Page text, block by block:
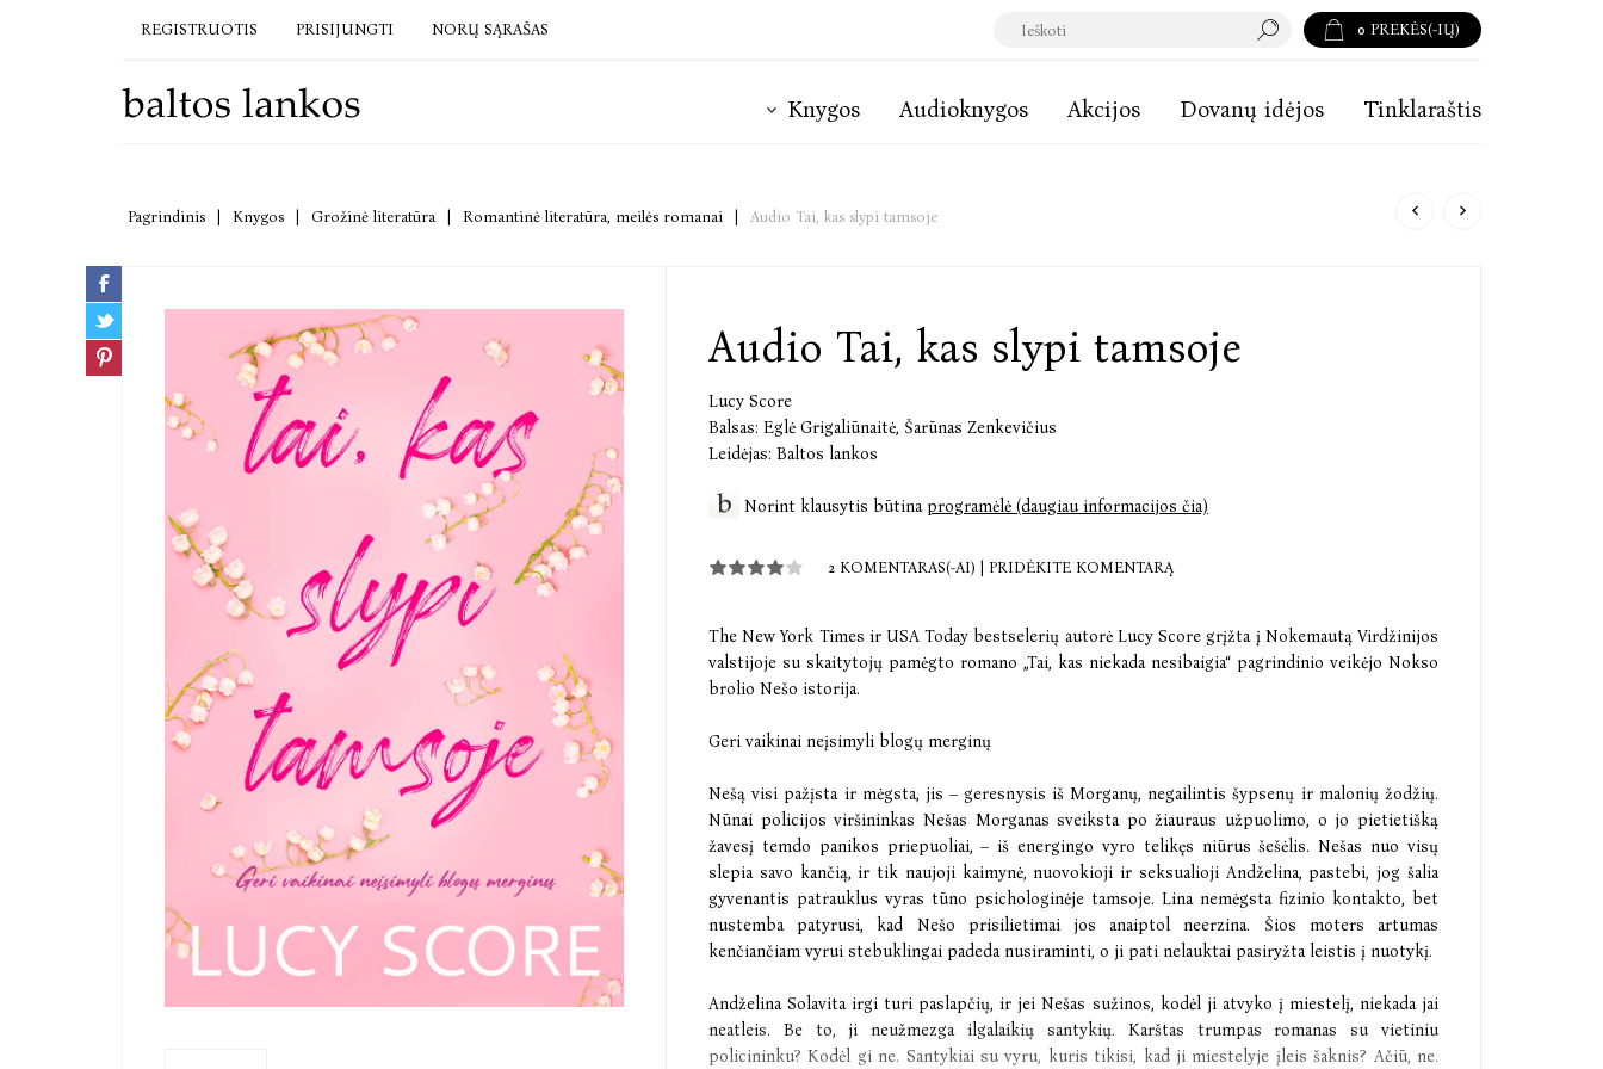
REGISTRUOTIS PRISIJUNGTI NORŲ SĄRAŠAS 0 PREKĖS(-IŲ)
Knygos Audioknygos Akcijos Dovanų idėjos Tinklaraštis
Pagrindinis Knygos Grožinė literatūra Romantinė literatūra, meilės romanai Audio Tai, kas slypi tamsoje
Audio Tai, kas slypi tamsoje
Lucy Score
Balsas: Eglė Grigaliūnaitė, Šarūnas Zenkevičius
Leidėjas: Baltos lankos
Norint klausytis būtinaprogramėlė (daugiau informacijos čia)
2 KOMENTARAS(-AI) PRIDĖKITE KOMENTARĄ
The New York Times ir USA Today bestselerių autorė Lucy Score grįžta į Nokemautą Virdžinijos
valstijoje su skaitytojų pamėgto romano „Tai, kas niekada nesibaigia“ pagrindinio veikėjo Nokso
brolio Nešo istorija.
Geri vaikinai neįsimyli blogų merginų
Nešą visi pažįsta ir mėgsta, jis – geresnysis iš Morganų, negailintis šypsenų ir malonių žodžių.
Nūnai policijos viršininkas Nešas Morganas sveiksta po žiauraus užpuolimo, o jo pietietišką
žavesį temdo panikos priepuoliai, – iš energingo vyro telikęs niūrus šešėlis. Nešas nuo visų
slepia savo kančią, ir tik naujoji kaimynė, nuovokioji ir seksualioji Andželina, pastebi, jog šalia
gyvenantis patrauklus vyras tūno psichologinėje tamsoje. Lina nemėgsta fizinio kontakto, bet
nustemba patyrusi, kad Nešo prisilietimai jos anaiptol neerzina. Šios moters artumas
kenčiančiam vyrui stebuklingai padeda nusiraminti, o ji pati nelauktai pasiryžta leistis į nuotykį.
Andželina Solavita irgi turi paslapčių, ir jei Nešas sužinos, kodėl ji atvyko į miestelį, niekada jai
neatleis. Be to, ji neužmezga ilgalaikių santykių. Karštas trumpas romanas su vietiniu
policininku? Kodėl gi ne. Santykiai su vyru, kuris tikisi, kad ji miestelyje įleis šaknis? Ačiū, ne.